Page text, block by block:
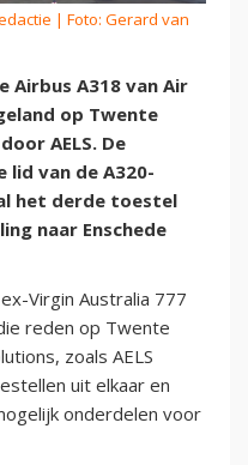
| Foto: Gerard van
Airbus A318 van Air
op Twente
AELS. De
lid van de A320-
het derde toestel
naar Enschede
Virgin Australia 777
reden op Twente
zoals AELS
uit elkaar en
onderdelen voor